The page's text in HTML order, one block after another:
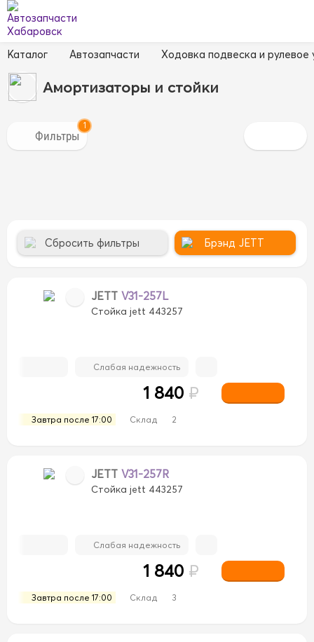
Каталог Автозапчасти Ходовка подвеска и рулевое
Амортизаторы и стойки
DOUBLE FORCE FEBESTFEBEST
MONROE
1
Сбросить фильтры Брэнд JETT
JETT V31-257L
Стойка jett 443257
Слабая надежность
Завтра после 17:00 Склад 2
1 840 ₽
JETT V31-257R
Стойка jett 443257
Слабая надежность
Завтра после 17:00 Склад 3
1 840 ₽